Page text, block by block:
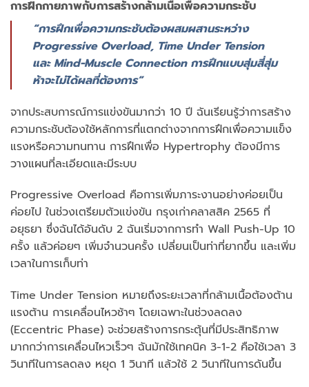
การฝึกกายภาพกับการสร้างกล้ามเนื้อเพื่อความกระชับ
“การฝึกเพื่อความกระชับต้องผสมผสานระหว่าง
Progressive Overload, Time Under Tension
และ Mind-Muscle Connection การฝึกแบบสุ่มสี่สุ่ม
ห้าจะไม่ได้ผลที่ต้องการ”
จากประสบการณ์การแข่งขันมากว่า 10 ปี ฉันเรียนรู้ว่าการสร้าง
ความกระชับต้องใช้หลักการที่แตกต่างจากการฝึกเพื่อความแข็ง
แรงหรือความทนทาน การฝึกเพื่อ Hypertrophy ต้องมีการ
วางแผนที่ละเอียดและมีระบบ
Progressive Overload คือการเพิ่มภาระงานอย่างค่อยเป็น
ค่อยไป ในช่วงเตรียมตัวแข่งขัน กรุงเก่าคลาสสิค 2565 ที่
อยุธยา ซึ่งฉันได้อันดับ 2 ฉันเริ่มจากการทำ Wall Push-Up 10
ครั้ง แล้วค่อยๆ เพิ่มจำนวนครั้ง เปลี่ยนเป็นท่าที่ยากขึ้น และเพิ่ม
เวลาในการเก็บท่า
Time Under Tension หมายถึงระยะเวลาที่กล้ามเนื้อต้องต้าน
แรงต้าน การเคลื่อนไหวช้าๆ โดยเฉพาะในช่วงลดลง
(Eccentric Phase) จะช่วยสร้างการกระตุ้นที่มีประสิทธิภาพ
มากกว่าการเคลื่อนไหวเร็วๆ ฉันมักใช้เทคนิค 3-1-2 คือใช้เวลา 3
วินาทีในการลดลง หยุด 1 วินาที แล้วใช้ 2 วินาทีในการดันขึ้น